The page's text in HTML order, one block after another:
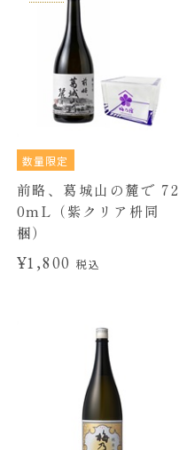
数量限定
前略、葛城山の麓で 72
0mL（紫クリア枡同
梱）
¥1,800税込